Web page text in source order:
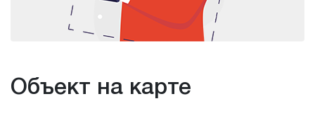
Объект на карте